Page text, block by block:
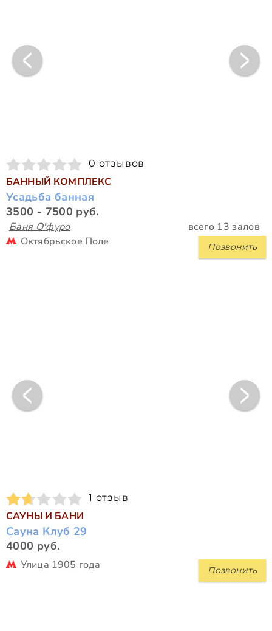
0 отзывов
БАННЫЙ КОМПЛЕКС
Усадьба банная
3500 - 7500 руб.
Баня О'фуро всего 13 залов
Позвонить
Октябрьское Поле
1 отзыв
САУНЫ И БАНИ
Сауна Клуб 29
4000 руб.
Позвонить
Улица 1905 года